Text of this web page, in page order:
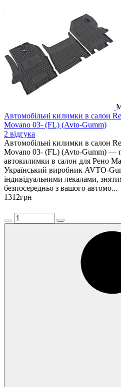
Автомобільні килимки в салон
Movano 03- (FL) (Avto-Gumm)
2 відгука
Автомобільні килимки в салон
Movano 03- (FL) (Avto-Gumm) —
автокилимки в салон для Рено
Український виробник AVTO-
індивідуальними лекалами,
безпосередньо з вашого автомо...
1312грн